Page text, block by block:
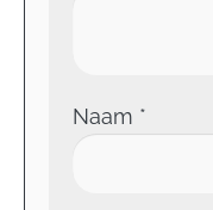
Naam *